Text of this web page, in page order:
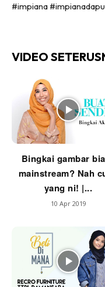
Kafe
Hartanah
Beli Di Mana
Buat Sendiri
Ilham
Ilham
Impiana TV
Casa
#impiana
VIDEO
Bingkai gambar
mainstream? Nah
yang ni! |...
10 Apr 2019